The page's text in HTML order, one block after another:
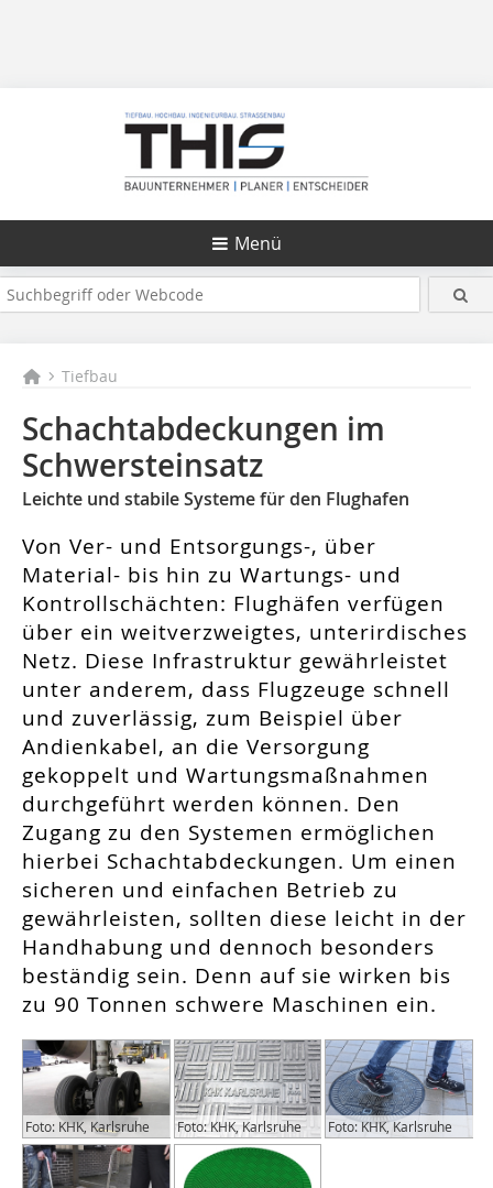
Menü
Tiefbau
Schachtabdeckungen im
Schwersteinsatz
Leichte und stabile Systeme für den Flughafen
Von Ver- und Entsorgungs-, über
Material- bis hin zu Wartungs- und
Kontrollschächten: Flughäfen verfügen
über ein weitverzweigtes, unterirdisches
Netz. Diese Infrastruktur gewährleistet
unter anderem, dass Flugzeuge schnell
und zuverlässig, zum Beispiel über
Andienkabel, an die Versorgung
gekoppelt und Wartungsmaßnahmen
durchgeführt werden können. Den
Zugang zu den Systemen ermöglichen
hierbei Schachtabdeckungen. Um einen
sicheren und einfachen Betrieb zu
gewährleisten, sollten diese leicht in der
Handhabung und dennoch besonders
beständig sein. Denn auf sie wirken bis
zu 90 Tonnen schwere Maschinen ein.
Foto: KHK, Karlsruhe Foto: KHK, Karlsruhe Foto: KHK, Karlsruhe